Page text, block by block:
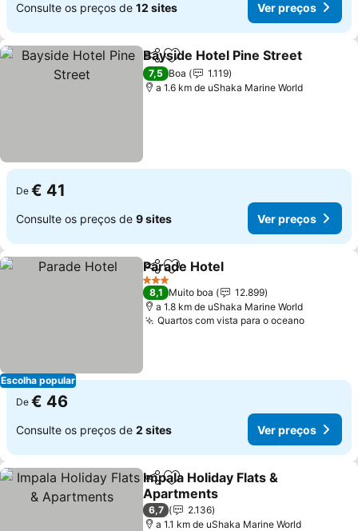
Consulte os preços de 12 sites Ver preços
PartilharAdicionar aos favoritos
Bayside Hotel Pine Street
7,5 Boa
1.119
a 1.6 km de uShaka Marine World
De € 41
Consulte os preços de 9 sites Ver preços
Escolha popular
PartilharAdicionar aos favoritos
Parade Hotel
3 Estrelas
8,1 Muito boa
12.899
a 1.8 km de uShaka Marine World
Quartos com vista para o oceanoVer
De € 46
Consulte os preços de 2 sites Ver preços
PartilharAdicionar aos favoritos
Impala Holiday Flats &
Apartments
Ver preços
6,7
2.136
a 1.1 km de uShaka Marine World